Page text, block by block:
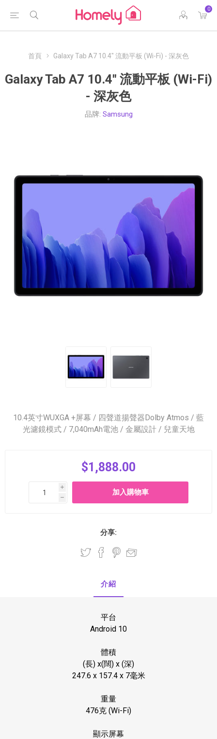
0
首頁 Galaxy Tab A7 10.4" 流動平板 (Wi-Fi) - 深灰色
Galaxy Tab A7 10.4" 流動平板 (Wi-Fi)
- 深灰色
品牌: Samsung
10.4英寸WUXGA +屏幕 / 四聲道揚聲器Dolby Atmos / 藍
光濾鏡模式 / 7,040mAh電池 / 金屬設計 / 兒童天地
$1,888.00
i
h
分享:
介紹
平台
Android 10
體積
(長) x(闊) x (深)
247.6 x 157.4 x 7毫米
重量
476克 (Wi-Fi)
顯示屏幕